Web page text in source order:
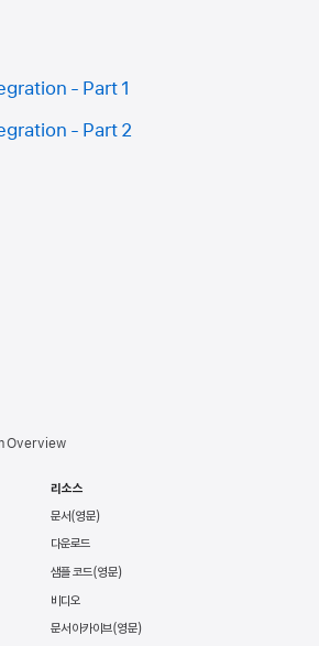
- Part 1
- Part 2
Overview
리소스
문서
다운로드
샘플 코드
비디오
문서 아카이브